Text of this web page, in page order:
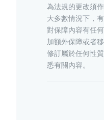
為法規的更改須
大多數情況下，
對保障內容有任
加額外保障或者
修訂屬於任何性
悉有關內容。